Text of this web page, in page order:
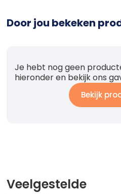
Door jou bekeken
Je hebt nog geen
hieronder en bekijk ons
Bekijk
Veelgestelde